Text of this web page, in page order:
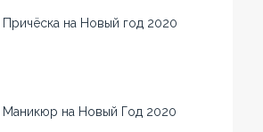
Причёска на Новый год 2020
Маникюр на Новый Год 2020